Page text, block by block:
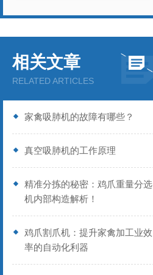
相关文章
RELATED ARTICLES
家禽吸肺机的故障有哪些？
真空吸肺机的工作原理
精准分拣的秘密：鸡爪重量分选
机内部构造解析！
鸡爪割爪机：提升家禽加工业效
率的自动化利器